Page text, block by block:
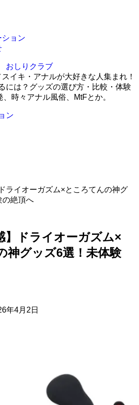
ション
おしりクラブ
イキ・アナルが大好きな人集まれ！
には？グッズの選び方・比較・体験
時々アナル風俗、MtFとか。
ン
ライオーガズム×ところてんの神グ
の絶頂へ
】ドライオーガズム×
神グッズ6選！未体験
年4月2日